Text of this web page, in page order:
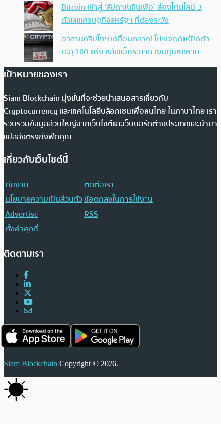
Bitcoin เข้าสู่ ‘สัปดาห์เงินเฟ้อ’ ส่องไทม์ไลน์ 3
ตัวเลขเศรษฐกิจสหรัฐฯ ที่ต้องระวัง
อวสานคริปโทฯ เกลื่อนตลาด! โปรเจกต์แห่ปิดตัว
ทะลุ 100 แห่ง หลังแฮ็กระบาด-เงินทุนหดหาย
เป้าหมายของเรา
Siam Blockchain มุ่งมั่นที่จะช่วยนำเสนอสารเกี่ยวกับ
Cryptocurrency และเทคโนโลยีบล็อกเชนเพื่อคนไทย ในภาษาไทย เรา
รวบรวมข้อมูลส่วนใหญ่จากเว็บไซต์และเว็บบอร์ดต่างประเทศและนำมา
แปลส่งตรงถึงฟีดคุณ
เกี่ยวกับเว็บไซต์นี้
ทีมงาน
ติดต่อเรา
นโยบายความเป็นส่วนตัวข้อตกลงในการใช้งาน
Advertise
RSS
ตั้งค่าคุกกี้
ติดตามเรา
Siam Blockchain Copyright © 2026.